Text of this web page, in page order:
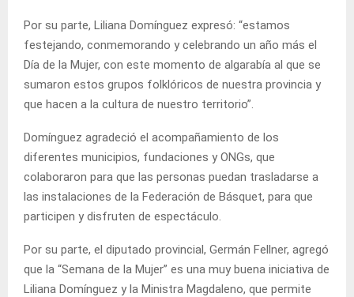
Por su parte, Liliana Domínguez expresó: “estamos
festejando, conmemorando y celebrando un año más el
Día de la Mujer, con este momento de algarabía al que se
sumaron estos grupos folklóricos de nuestra provincia y
que hacen a la cultura de nuestro territorio”.
Domínguez agradeció el acompañamiento de los
diferentes municipios, fundaciones y ONGs, que
colaboraron para que las personas puedan trasladarse a
las instalaciones de la Federación de Básquet, para que
participen y disfruten de espectáculo.
Por su parte, el diputado provincial, Germán Fellner, agregó
que la “Semana de la Mujer” es una muy buena iniciativa de
Liliana Domínguez y la Ministra Magdaleno, que permite